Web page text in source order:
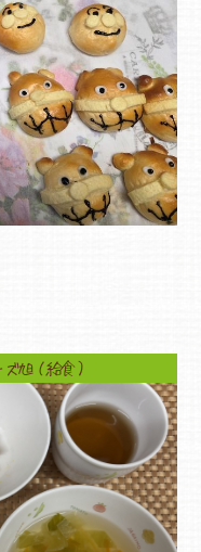
旭（給食）